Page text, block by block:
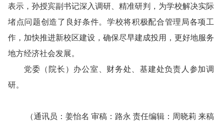
表示，孙授宾副书记深入调研、精准研判，为学校解决实际
堵点问题创造了良好条件。学校将积极配合管理局各项工
作，加快推进新校区建设，确保尽早建成投用，更好地服务
地方经济社会发展。
党委（院长）办公室、财务处、基建处负责人参加调
研。
（通讯员：姜怡名 审稿：路永 责任编辑：周晓莉 来稿